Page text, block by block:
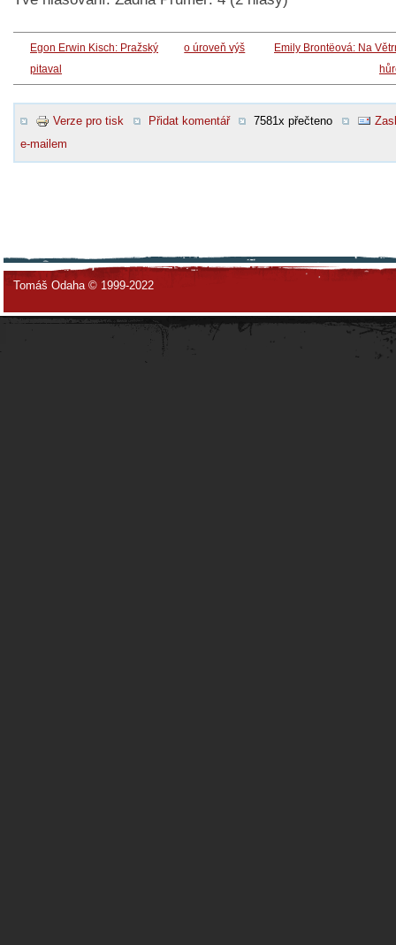
Egon Erwin Kisch: Pražský
pitaval
o úroveň výš
Emily Brontëová: Na
Verze pro tisk Přidat komentář 7581x přečteno
e-mailem
Tomáš Odaha © 1999-2022